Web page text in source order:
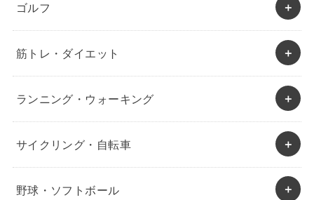
ゴルフ
筋トレ・ダイエット
ランニング・ウォーキング
サイクリング・自転車
野球・ソフトボール